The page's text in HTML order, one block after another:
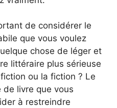
de considérer le
que vous voulez
chose de léger et
littéraire plus sérieuse
ou la fiction ? Le
livre que vous
à restreindre